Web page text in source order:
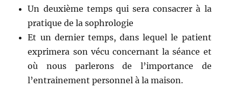
Un deuxième temps qui sera consacrer à la
pratique de la sophrologie
Et un dernier temps, dans lequel le patient
exprimera son vécu concernant la séance et
où nous parlerons de l’importance de
l’entrainement personnel à la maison.